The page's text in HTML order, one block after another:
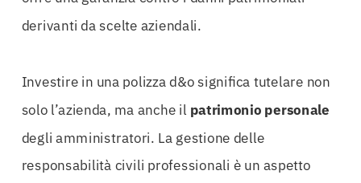
derivanti da scelte aziendali.
Investire in una polizza d&o significa tutelare non
solo l’azienda, ma anche il patrimonio personale
degli amministratori. La gestione delle
responsabilità civili professionali è un aspetto